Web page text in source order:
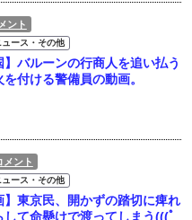
ント
ュース・その他
】バルーンの行商人を追い払う
を付ける警備員の動画。
メント
ュース・その他
】東京民、開かずの踏切に痺れ
して命懸けで渡ってしまう(((ﾟ